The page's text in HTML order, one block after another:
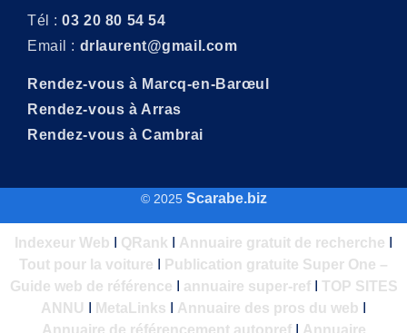
Tél :03 20 80 54 54
Email : drlaurent@gmail.com
Rendez-vous à Marcq-en-Barœul
Rendez-vous à Arras
Rendez-vous à Cambrai
© 2025 Scarabe.biz
Indexeur Web QRank Annuaire gratuit de recherche
Tout pour la voiture
Publication gratuite Super One –
Guide web de référence
annuaire super-refI TOP SITES
ANNU
MetaLinks Annuaire des pros du web
Annuaire de référencement autoprefI Annuaire